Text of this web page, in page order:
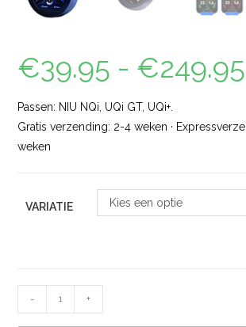
€39.95 - €249.95
Passen: NIU NQi, UQi GT, UQi+.
Gratis verzending: 2-4 weken ·
weken
VARIATIE Kies een optie
- +